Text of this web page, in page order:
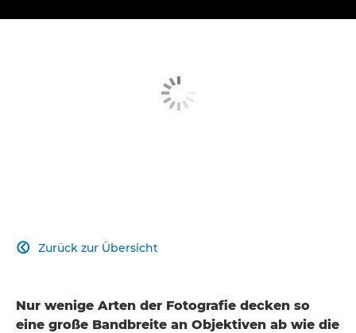
Zurück zur Übersicht

Nur wenige Arten der Fotografie decken so
eine große Bandbreite an Objektiven ab wie die